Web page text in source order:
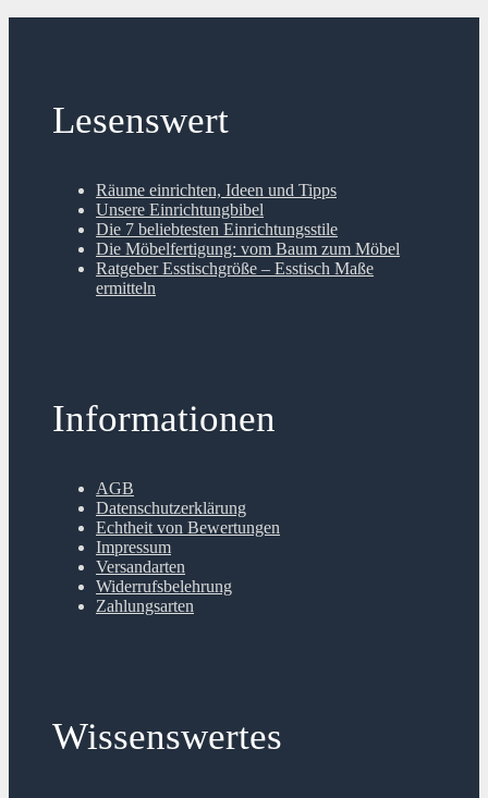
Lesenswert
Räume einrichten, Ideen und Tipps
Unsere Einrichtungbibel
Die 7 beliebtesten Einrichtungsstile
Die Möbelfertigung: vom Baum zum Möbel
Ratgeber Esstischgröße – Esstisch Maße
ermitteln
Informationen
AGB
Datenschutzerklärung
Echtheit von Bewertungen
Impressum
Versandarten
Widerrufsbelehrung
Zahlungsarten
Wissenswertes